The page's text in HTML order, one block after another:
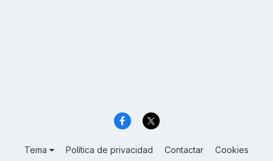
Tema Política de privacidad Contactar Cookies